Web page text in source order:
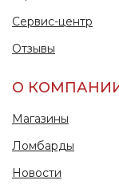
Сервис-центр
Отзывы
О
Магазины
Ломбарды
Новости